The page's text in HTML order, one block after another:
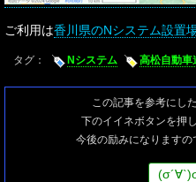
ご利用は香川県のNシステム設置
タグ： Nシステム 高松自動車
この記事を参考にし
下のイイネボタンを押
今後の励みになりますの
(σ´∀`)